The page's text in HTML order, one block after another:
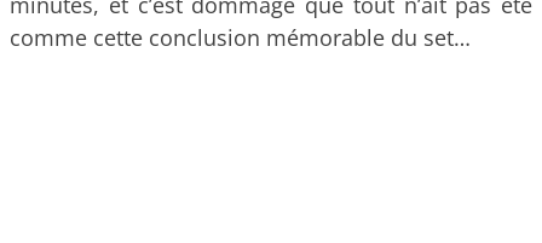
comme cette conclusion mémorable du set…